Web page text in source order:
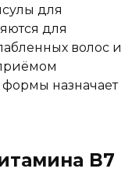
для
для
волос и
назначает
B7